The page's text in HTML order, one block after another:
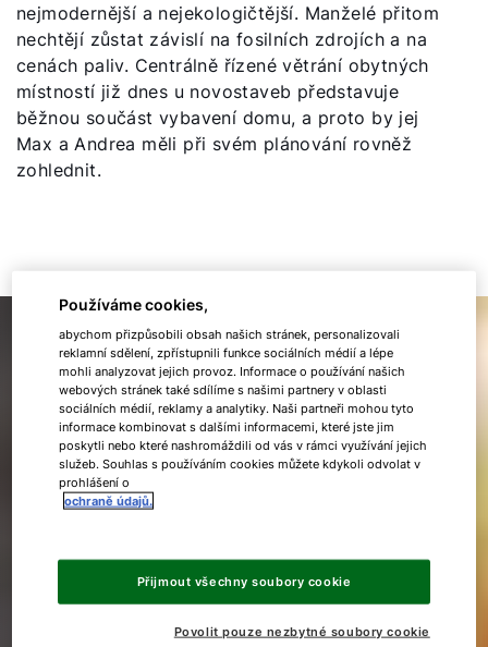
nejmodernější a nejekologičtější. Manželé přitom
nechtějí zůstat závislí na fosilních zdrojích a na
cenách paliv. Centrálně řízené větrání obytných
místností již dnes u novostaveb představuje
běžnou součást vybavení domu, a proto by jej
Max a Andrea měli při svém plánování rovněž
zohlednit.
Důvody pro instalaci solárního
termického systému a tepelného
čerpadla
Stejně jako asi 53 % stavebníků se i Andrea a Max
podporováno přídavnými solárními kolektory, díky
kterým nebude muset být v létě tepelné čerpadlo
Používáme cookies,
abychom přizpůsobili obsah našich stránek, personalizovali
reklamní sdělení, zpřístupnili funkce sociálních médií a lépe
mohli analyzovat jejich provoz. Informace o používání našich
webových stránek také sdílíme s našimi partnery v oblasti
sociálních médií, reklamy a analytiky. Naši partneři mohou tyto
informace kombinovat s dalšími informacemi, které jste jim
poskytli nebo které nashromáždili od vás v rámci využívání jejich
služeb. Souhlas s používáním cookies můžete kdykoli odvolat v
prohlášení o
ochraně údajů.
Povolit pouze nezbytné soubory cookie
Přijmout všechny soubory cookie